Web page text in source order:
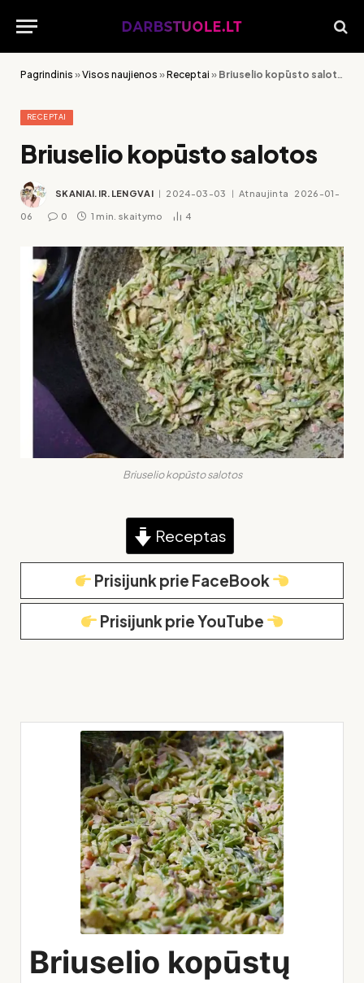
Pagrindinis »Visos naujienos »Receptai » Briuselio kopūsto salotos
RECEPTAI
Briuselio kopūsto salotos
SKANIAI.IR.LENGVAI 2024-03-03 Atnaujinta 2026-01-
06 0 1 min. skaitymo 4
Briuselio kopūsto salotos
Receptas
Prisijunk prie FaceBook
Prisijunk prie YouTube
Briuselio kopūstų